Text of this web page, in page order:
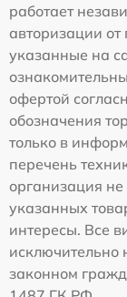
работает
авторизации
указанные на
офертой
обозначения
только в
перечень
организация
указанных
интересы. Все
исключительно
законном